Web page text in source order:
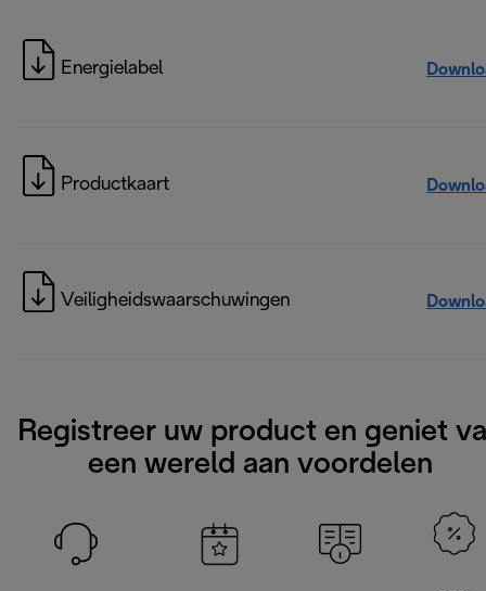
Energielabel
Productkaart
Veiligheidswaarschuwingen
Registreer uw product en geniet
een wereld aan voordelen